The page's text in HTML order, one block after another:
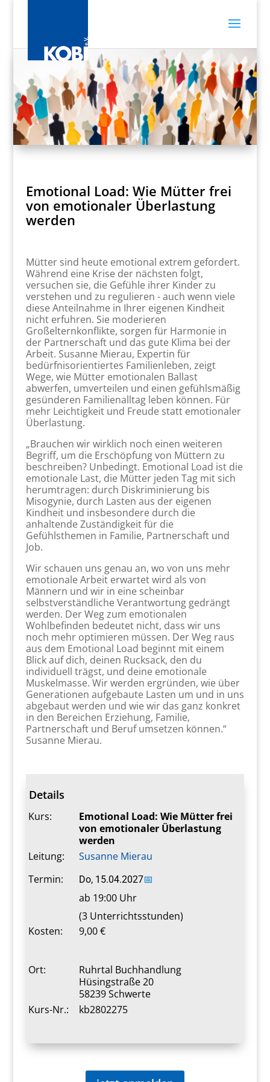
Emotional Load: Wie Mütter frei
von emotionaler Überlastung
werden
Mütter sind heute emotional extrem gefordert.
Während eine Krise der nächsten folgt,
versuchen sie, die Gefühle ihrer Kinder zu
verstehen und zu regulieren - auch wenn viele
diese Anteilnahme in Ihrer eigenen Kindheit
nicht erfuhren. Sie moderieren
Großelternkonflikte, sorgen für Harmonie in
der Partnerschaft und das gute Klima bei der
Arbeit. Susanne Mierau, Expertin für
bedürfnisorientiertes Familienleben, zeigt
Wege, wie Mütter emotionalen Ballast
abwerfen, umverteilen und einen gefühlsmäßig
gesünderen Familienalltag leben können. Für
mehr Leichtigkeit und Freude statt emotionaler
Überlastung.
„Brauchen wir wirklich noch einen weiteren
Begriff, um die Erschöpfung von Müttern zu
beschreiben? Unbedingt. Emotional Load ist die
emotionale Last, die Mütter jeden Tag mit sich
herumtragen: durch Diskriminierung bis
Misogynie, durch Lasten aus der eigenen
Kindheit und insbesondere durch die
anhaltende Zuständigkeit für die
Gefühlsthemen in Familie, Partnerschaft und
Job.
Wir schauen uns genau an, wo von uns mehr
emotionale Arbeit erwartet wird als von
Männern und wir in eine scheinbar
selbstverständliche Verantwortung gedrängt
werden. Der Weg zum emotionalen
Wohlbefinden bedeutet nicht, dass wir uns
noch mehr optimieren müssen. Der Weg raus
aus dem Emotional Load beginnt mit einem
Blick auf dich, deinen Rucksack, den du
individuell trägst, und deine emotionale
Muskelmasse. Wir werden ergründen, wie über
Generationen aufgebaute Lasten um und in uns
abgebaut werden und wie wir das ganz konkret
in den Bereichen Erziehung, Familie,
Partnerschaft und Beruf umsetzen können.“
Susanne Mierau.
Details
Kurs:
Emotional Load: Wie Mütter frei
von emotionaler Überlastung
werden
Leitung:
Susanne Mierau
Termin:
Do, 15.04.2027📅
ab 19:00 Uhr
(3 Unterrichtsstunden)
Kosten:
9,00 €
Ort:
Ruhrtal Buchhandlung
Hüsingstraße 20
58239 Schwerte
Kurs-Nr.:
kb2802275